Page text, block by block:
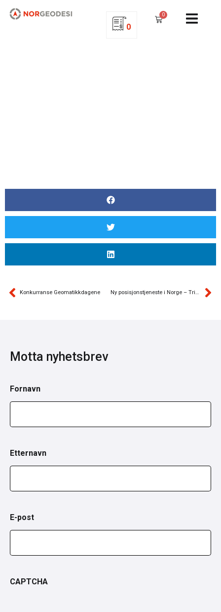
0
0
Konkurranse Geomatikkdagene Ny posisjonstjeneste i Norge – Trimble VRS Now
Motta nyhetsbrev
Fornavn
Etternavn
E-post
CAPTCHA